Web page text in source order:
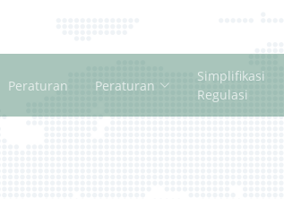
Peraturan Peraturan
Simplifikasi
Regulasi